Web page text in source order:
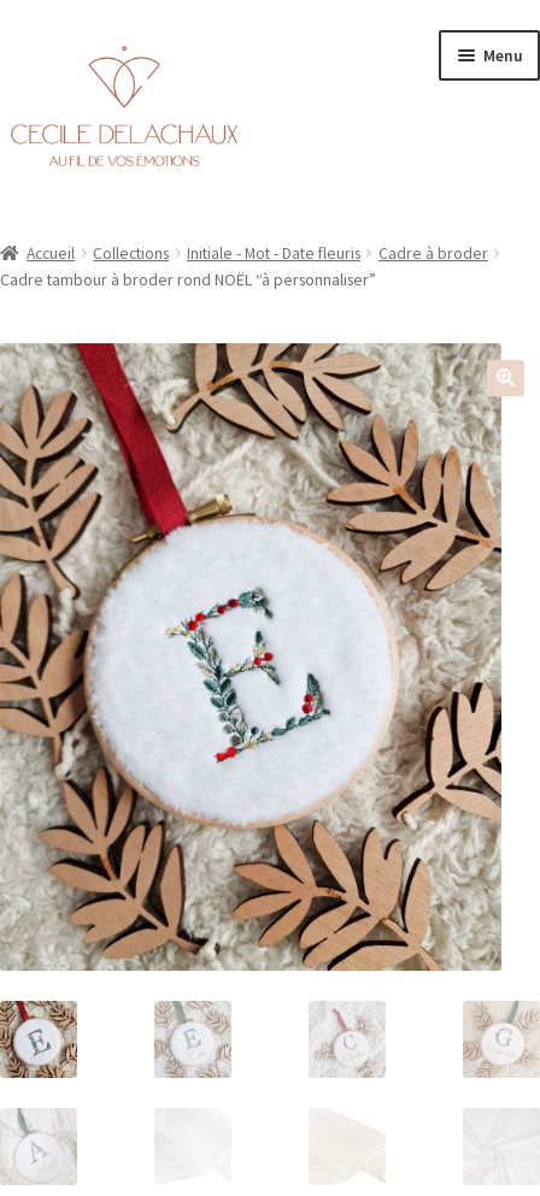
navigation
Menu
Personnalisation
Boutique
le
Accueil Collections Initiale - Mot - Date fleuris
Cadre à broder
Cadre tambour à broder rond NOËL “à personnaliser”